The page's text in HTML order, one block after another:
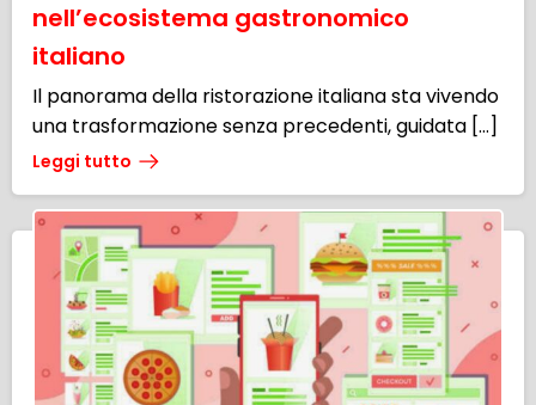
nell’ecosistema gastronomico
italiano
Il panorama della ristorazione italiana sta vivendo
una trasformazione senza precedenti, guidata […]
Leggi tutto